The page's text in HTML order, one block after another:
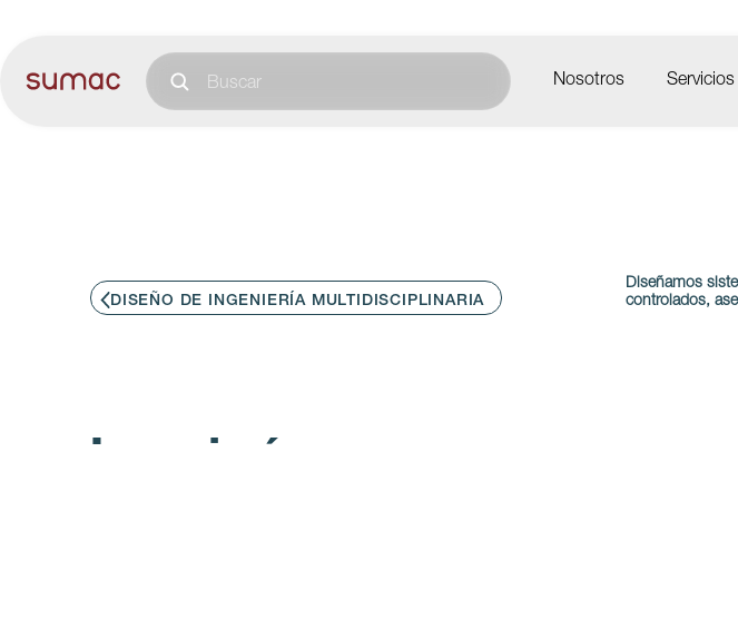
Nosotros Servicios
DISEÑO DE INGENIERÍA MULTIDISCIPLINARIA
Ingeniería
Diseñamos
controlados,